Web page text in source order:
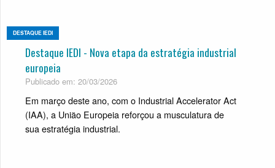
DESTAQUE IEDI
Destaque IEDI - Nova etapa da estratégia industrial
europeia
Publicado em: 20/03/2026
Em março deste ano, com o Industrial Accelerator Act
(IAA), a União Europeia reforçou a musculatura de
sua estratégia industrial.